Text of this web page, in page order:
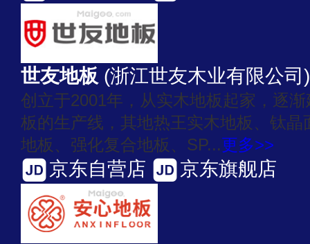
世友地板 (浙江世友木业有限公司)
创立于2001年，从实木地板起家，逐
板的生产线，其地热王实木地板、钛
地板、强化复合地板、SP...更多>>
京东自营店 京东旗舰店